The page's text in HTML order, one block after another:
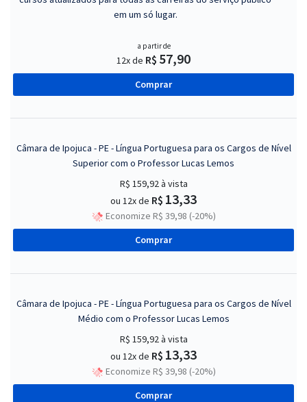
em um só lugar.
a partir de
12x de R$ 57,90
Comprar
Câmara de Ipojuca - PE - Língua Portuguesa para os Cargos de Nível
Superior com o Professor Lucas Lemos
R$ 159,92à vista
ou 12x de R$ 13,33
Economize R$ 39,98 (-20%)
Comprar
Câmara de Ipojuca - PE - Língua Portuguesa para os Cargos de Nível
Médio com o Professor Lucas Lemos
R$ 159,92à vista
ou 12x de R$ 13,33
Economize R$ 39,98 (-20%)
Comprar